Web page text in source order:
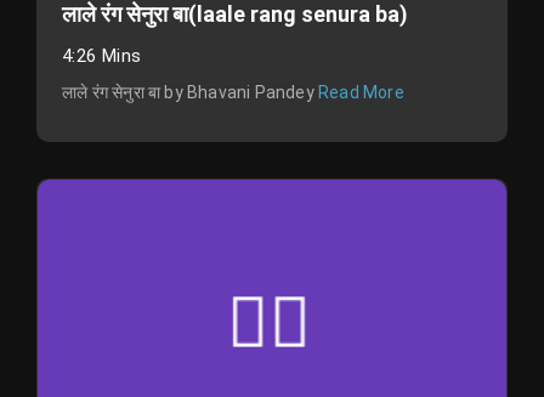
लाले रंग सेनुरा बा(laale rang senura ba)
4:26 Mins
लाले रंग सेनुरा बा by Bhavani Pandey Read More